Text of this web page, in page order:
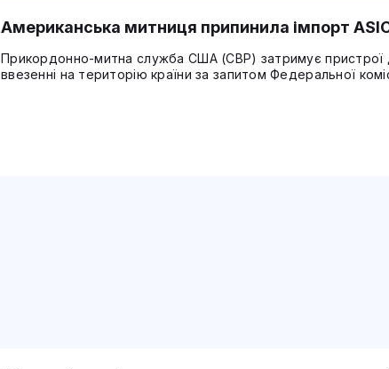
Американська митниця припинила імпорт
Прикордонно-митна служба США (CBP) затримує пристрої
ввезенні на територію країни за запитом Федеральної